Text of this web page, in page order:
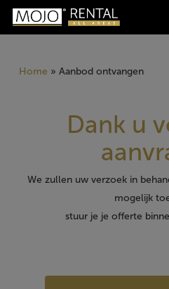
Skip
Producten
zoeken
Home » Aanbod ontvangen
Dank u
We zullen uw verzoek in
mogelijk
stuur je je offerte